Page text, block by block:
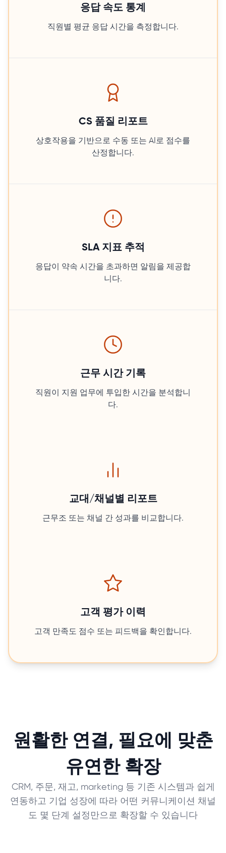
응답 속도 통계
직원별 평균 응답 시간을 측정합니다.
CS 품질 리포트
상호작용을 기반으로 수동 또는 AI로 점수를
산정합니다.
SLA 지표 추적
응답이 약속 시간을 초과하면 알림을 제공합
니다.
근무 시간 기록
직원이 지원 업무에 투입한 시간을 분석합니
다.
교대/채널별 리포트
근무조 또는 채널 간 성과를 비교합니다.
고객 평가 이력
고객 만족도 점수 또는 피드백을 확인합니다.
원활한 연결, 필요에 맞춘
유연한 확장
CRM, 주문, 재고, marketing 등 기존 시스템과 쉽게
연동하고 기업 성장에 따라 어떤 커뮤니케이션 채널
도 몇 단계 설정만으로 확장할 수 있습니다